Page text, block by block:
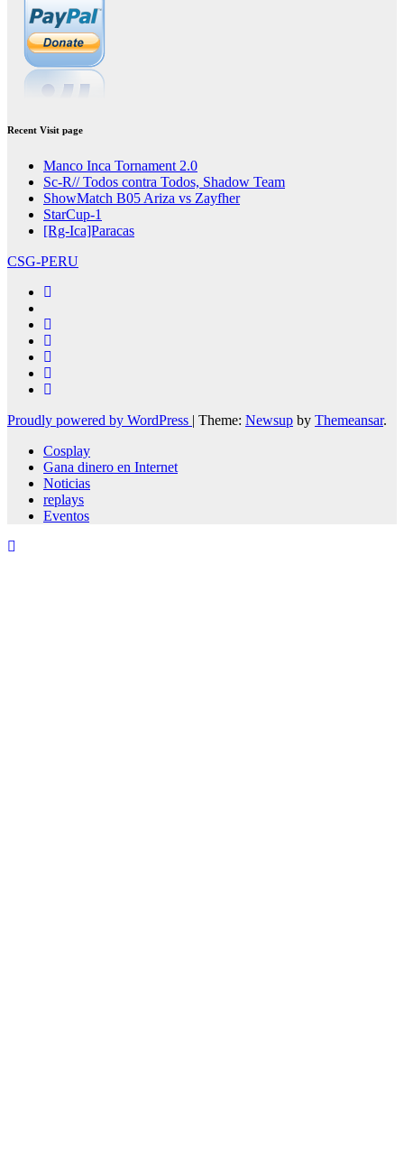
Recent Visit page
Manco Inca Tornament 2.0
Sc-R// Todos contra Todos, Shadow Team
ShowMatch B05 Ariza vs Zayfher
StarCup-1
[Rg-Ica]Paracas
CSG-PERU
Proudly powered by WordPress | Theme: Newsup by Themeansar.
Cosplay
Gana dinero en Internet
Noticias
replays
Eventos